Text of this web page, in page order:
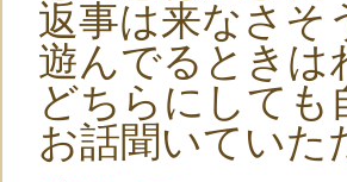
返事は来なさそ
遊んでるときは
どちらにしても
お話聞いていた